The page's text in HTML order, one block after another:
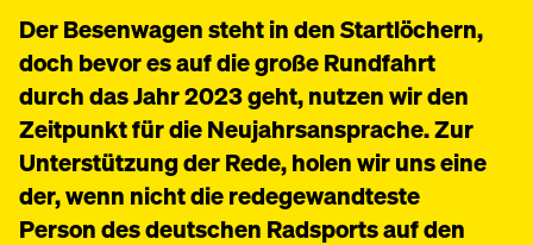
Der Besenwagen steht in den Startlöchern,
doch bevor es auf die große Rundfahrt
durch das Jahr 2023 geht, nutzen wir den
Zeitpunkt für die Neujahrsansprache. Zur
Unterstützung der Rede, holen wir uns eine
der, wenn nicht die redegewandteste
Person des deutschen Radsports auf den